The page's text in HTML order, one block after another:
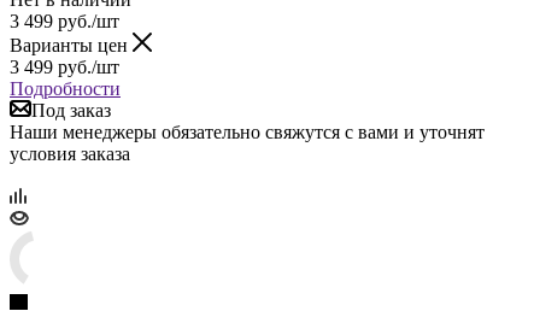
3 499 руб./шт
Варианты цен
3 499 руб./шт
Подробности
Под заказ
Наши менеджеры обязательно свяжутся с вами и уточнят
условия заказа